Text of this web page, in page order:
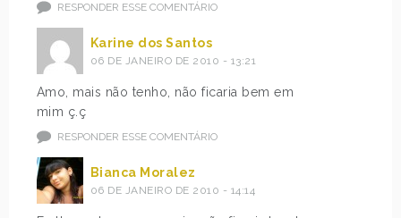
RESPONDER ESSE COMENTÁRIO
Karine dos Santos
06 DE JANEIRO DE 2010 - 13:21
Amo, mais não tenho, não ficaria bem em
mim ç.ç
RESPONDER ESSE COMENTÁRIO
Bianca Moralez
06 DE JANEIRO DE 2010 - 14:14